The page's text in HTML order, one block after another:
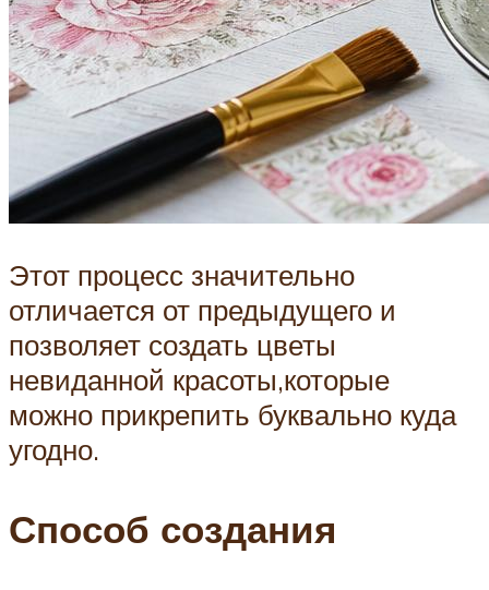
Этот процесс значительно
отличается от предыдущего и
позволяет создать цветы
невиданной красоты,которые
можно прикрепить буквально куда
угодно.
Способ создания